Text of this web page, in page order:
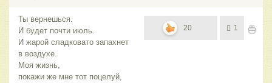
Ты вернешься.
И будет почти июль.
И жарой сладковато запахнет
в воздухе.
Моя жизнь,
покажи же мне тот поцелуй,
20 1